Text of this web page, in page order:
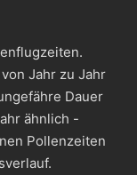
Jahr zu Jahr
Dauer
ähnlich -
Pollenzeiten